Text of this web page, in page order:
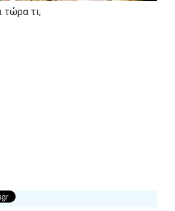
τώρα τι;